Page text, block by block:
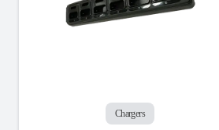
Chargers